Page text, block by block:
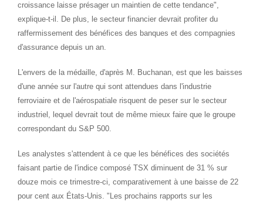
croissance laisse présager un maintien de cette tendance",
explique-t-il. De plus, le secteur financier devrait profiter du
raffermissement des bénéfices des banques et des compagnies
d'assurance depuis un an.
L'envers de la médaille, d'après M. Buchanan, est que les baisses
d'une année sur l'autre qui sont attendues dans l'industrie
ferroviaire et de l'aérospatiale risquent de peser sur le secteur
industriel, lequel devrait tout de même mieux faire que le groupe
correspondant du S&P 500.
Les analystes s'attendent à ce que les bénéfices des sociétés
faisant partie de l'indice composé TSX diminuent de 31 % sur
douze mois ce trimestre-ci, comparativement à une baisse de 22
pour cent aux États-Unis. "Les prochains rapports sur les